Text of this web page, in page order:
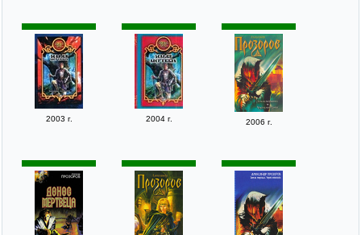
2003 г. 2004 г. 2006 г.